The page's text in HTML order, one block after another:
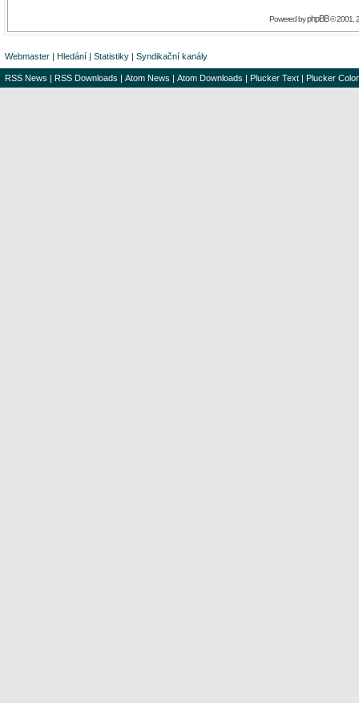
Powered byphpBB© 2001,
Webmaster | Hledání | Statistiky | Syndikační kanály
RSS News | RSS Downloads | Atom News | Atom Downloads | Plucker Text | Plucker Color